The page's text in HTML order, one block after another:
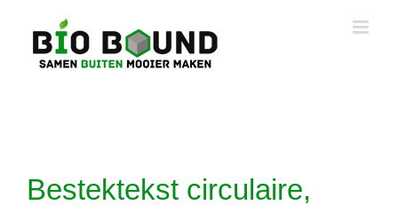
inhoud
Bestektekst circulaire,